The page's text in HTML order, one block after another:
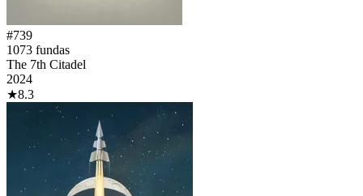
#739
1073 fundas
The 7th Citadel
2024
★8.3